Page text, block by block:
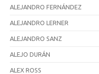
ALEJANDRO FERNÁNDEZ
ALEJANDRO LERNER
ALEJANDRO SANZ
ALEJO DURÁN
ALEX ROSS